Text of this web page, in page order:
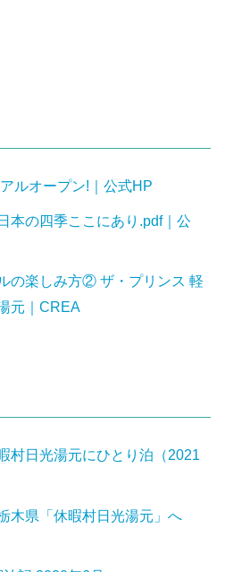
ルオープン!｜公式HP
本の四季ここにあり.pdf｜公
の楽しみ方② ザ・プリンス 軽
元｜CREA
村日光湯元にひとり泊（2021
木県「休暇村日光湯元」へ